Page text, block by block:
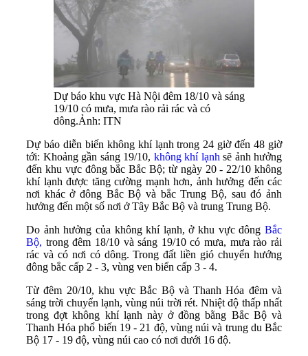
Dự báo khu vực Hà Nội đêm 18/10 và sáng
19/10 có mưa, mưa rào rải rác và có
dông.Ảnh: ITN
Dự báo diễn biến không khí lạnh trong 24 giờ đến 48 giờ
tới: Khoảng gần sáng 19/10, không khí lạnh sẽ ảnh hưởng
đến khu vực đông bắc Bắc Bộ; từ ngày 20 - 22/10 không
khí lạnh được tăng cường mạnh hơn, ảnh hưởng đến các
nơi khác ở đông Bắc Bộ và bắc Trung Bộ, sau đó ảnh
hưởng đến một số nơi ở Tây Bắc Bộ và trung Trung Bộ.
Do ảnh hưởng của không khí lạnh, ở khu vực đông Bắc
Bộ, trong đêm 18/10 và sáng 19/10 có mưa, mưa rào rải
rác và có nơi có dông. Trong đất liền gió chuyển hướng
đông bắc cấp 2 - 3, vùng ven biển cấp 3 - 4.
Từ đêm 20/10, khu vực Bắc Bộ và Thanh Hóa đêm và
sáng trời chuyển lạnh, vùng núi trời rét. Nhiệt độ thấp nhất
trong đợt không khí lạnh này ở đồng bằng Bắc Bộ và
Thanh Hóa phổ biến 19 - 21 độ, vùng núi và trung du Bắc
Bộ 17 - 19 độ, vùng núi cao có nơi dưới 16 độ.